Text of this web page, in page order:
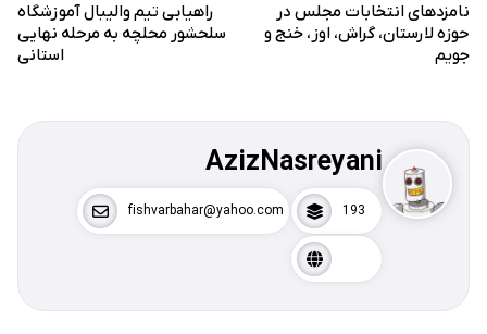
نامزدهای انتخابات مجلس در
حوزه لارستان، گراش، اوز، خنج و
جویم
راهیابی تیم والیبال آموزشگاه
سلحشور محلچه به مرحله نهایی
استانی
AzizNasreyani
193
fishvarbahar@yahoo.com